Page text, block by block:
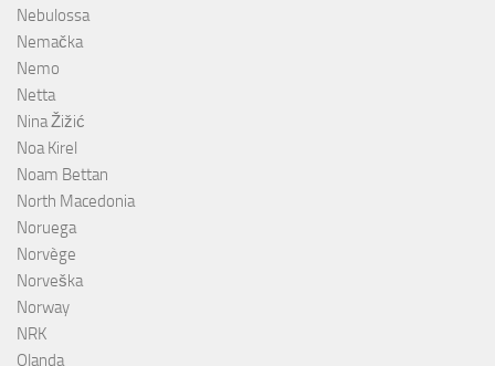
Nebulossa
Nemačka
Nemo
Netta
Nina Žižić
Noa Kirel
Noam Bettan
North Macedonia
Noruega
Norvège
Norveška
Norway
NRK
Olanda